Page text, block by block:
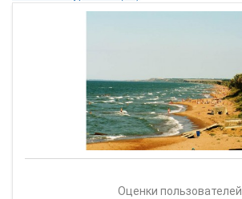
Оценки пользователей